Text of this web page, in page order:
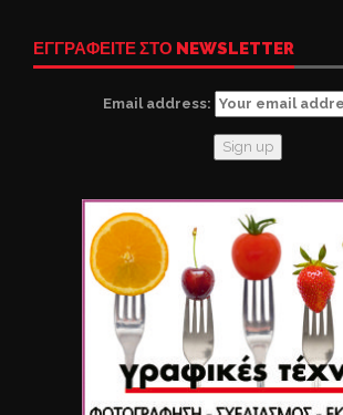
ΕΓΓΡΑΦΕΙΤΕ ΣΤΟ NEWSLETTER
Email address: